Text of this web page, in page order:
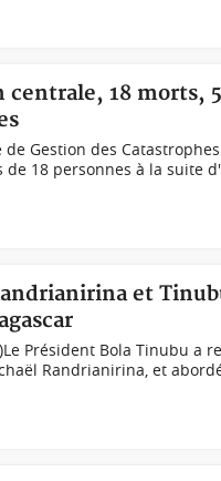
centrale, 18 morts,
Gestion des
18 personnes à la suite
et
Président Bola Tinubu a
Randrianirina, et